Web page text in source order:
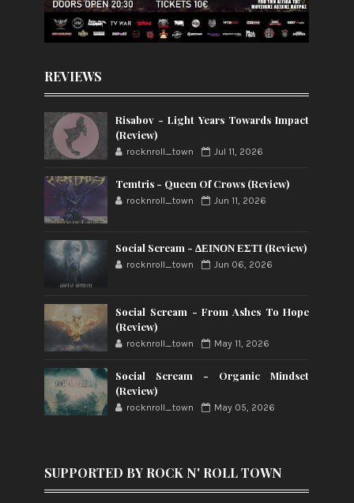
REVIEWS
Risabov - Light Years Towards Impact
(Review)
rocknroll_town Jul 11, 2026
Temtris - Queen Of Crows (Review)
rocknroll_town Jun 11, 2026
Social Scream - ΔΕΙΝΟΝ ΕΣΤΙ (Review)
rocknroll_town Jun 06, 2026
Social Scream - From Ashes To Hope
(Review)
rocknroll_town May 11, 2026
Social Scream - Organic Mindset
(Review)
rocknroll_town May 05, 2026
SUPPORTED BY ROCK N' ROLL TOWN